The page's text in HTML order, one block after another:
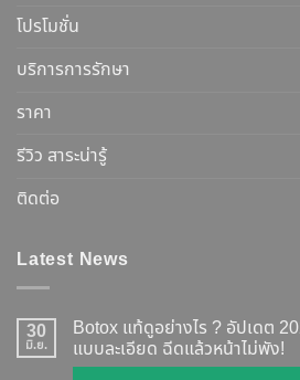
โปรโมชั่น
บริการการรักษา
ราคา
รีวิว สาระน่ารู้
ติดต่อ
Latest News
30
มิ.ย.
Botox แท้ดูอย่างไร ? อัปเดต
แบบละเอียด ฉีดแล้วหน้าไม่พัง!